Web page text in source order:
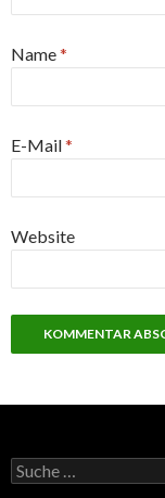
Name*
E-Mail*
Website
S
u